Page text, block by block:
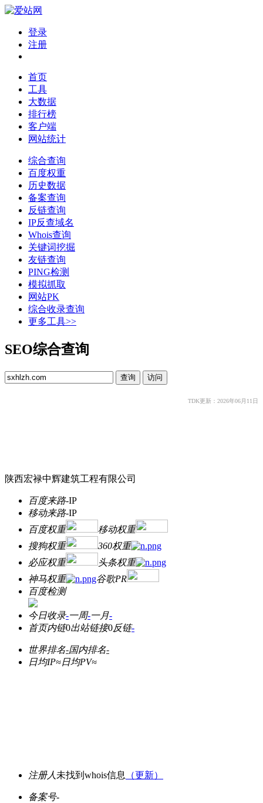
登录
注册
首页
工具
大数据
排行榜
客户端
网站统计
综合查询
百度权重
历史数据
备案查询
反链查询
IP反查域名
Whois查询
关键词挖掘
友链查询
PING检测
模拟抓取
网站PK
综合收录查询
更多工具>>
SEO综合查询
TDK更新：2026年06月11日
陕西宏禄中辉建筑工程有限公司
百度来路-IP
移动来路-IP
百度权重
移动权重
搜狗权重
360权重
必应权重
头条权重
神马权重
谷歌PR
百度检测
今日收录-一周-一月-
首页内链0出站链接0反链-
世界排名-国内排名-
日均IP≈日均PV≈
注册人 未找到whois信息 （更新）
备案号-